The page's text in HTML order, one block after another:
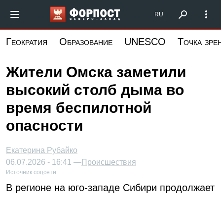
основному
Форпост Северо-Запад
RU
Геократия Образование UNESCO Точка
Жители Омска заметили
высокий столб дыма во
время беспилотной
опасности
Екатерина Рубайко
06.07.2026 - 16:41 —Происшествия
Источник:соцсети
В регионе на юго-западе Сибири продолжает